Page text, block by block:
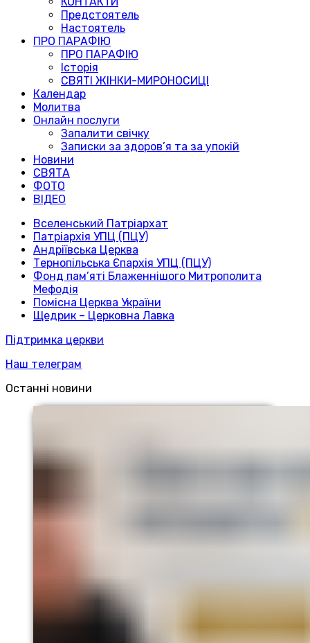
Предстоятель
Настоятель
ПРО ПАРАФІЮ
ПРО ПАРАФІЮ
Історія
СВЯТІ ЖІНКИ-МИРОНОСИЦІ
Календар
Молитва
Онлайн послуги
Запалити свічку
Записки за здоров’я та за упокій
Новини
СВЯТА
ФОТО
ВІДЕО
Вселенський Патріархат
Патріархія УПЦ (ПЦУ)
Андріївська Церква
Тернопільська Єпархія УПЦ (ПЦУ)
Фонд пам’яті Блаженнішого Митрополита
Мефодія
Помісна Церква України
Щедрик – Церковна Лавка
Підтримка церкви
Наш телеграм
Останні новини